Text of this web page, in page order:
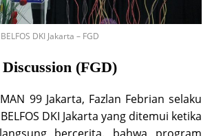
DKI Jakarta – FGD
(FGD)
99 Jakarta, Fazlan Febrian selaku
DKI Jakarta yang ditemui ketika